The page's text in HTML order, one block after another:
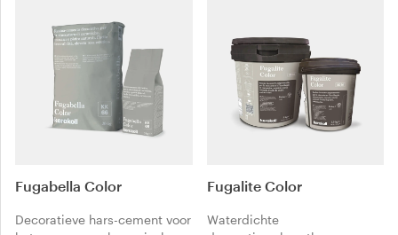
Fugabella Color
Decoratieve hars-cement voor
Fugalite Color
Waterdichte